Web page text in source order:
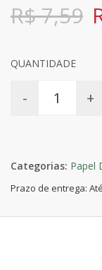
R$ 7,59
QUANTIDADE
- +
Categorias: Papel
Prazo de entrega: